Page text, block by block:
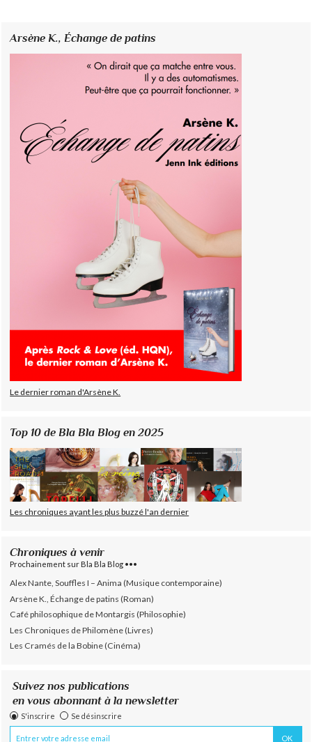
Arsène K.,Échange de patins
Le dernier roman d'Arsène K.
Top 10 de Bla Bla Blog en 2025
Les chroniques ayant les plus buzzé l'an dernier
Chroniques à venir
Prochainement sur Bla Bla Blog •••
Alex Nante, Souffles I – Anima (Musique contemporaine)
Arsène K., Échange de patins (Roman)
Café philosophique de Montargis (Philosophie)
Les Chroniques de Philomène (Livres)
Les Cramés de la Bobine (Cinéma)
Suivez nos publications
en vous abonnant à la newsletter
S'inscrire Se désinscrire